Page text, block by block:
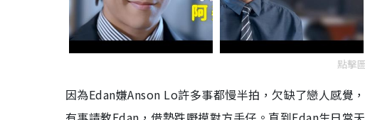
點擊
因為Edan嫌Anson Lo許多事都慢半拍，欠缺了戀人感覺